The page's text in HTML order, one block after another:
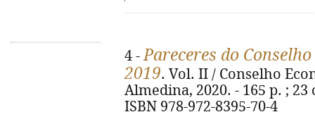
4 -Pareceres do
2019. Vol. II / Conselho
Almedina, 2020. - 165 p. ;
ISBN 978-972-8395-70-4